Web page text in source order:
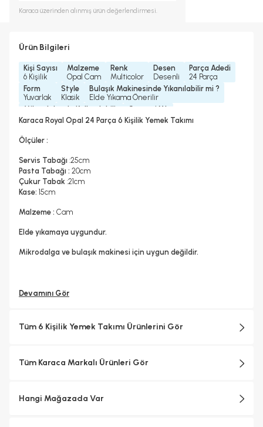
Karaca üzerinden alınmış ürün değerlendirmesi.
Ürün Bilgileri
Kişi Sayısı
6 Kişilik
Malzeme
Opal Cam
Renk
Multicolor
Desen
Desenli
Parça Adedi
24 Parça
Form
Yuvarlak
Style
Klasik
Bulaşık Makinesinde Yıkanılabilir mi ?
Elde Yıkama Önerilir
Mikrodalgada Kullanılabilir
Hayır
Garanti Yılı
2 Yıl
Karaca Royal Opal 24 Parça 6 Kişilik Yemek Takımı
Ölçüler :
Servis Tabağı :25cm
Pasta Tabağı : 20cm
Çukur Tabak :21cm
Kase: 15cm
Malzeme : Cam
Elde yıkamaya uygundur.
Mikrodalga ve bulaşık makinesi için uygun değildir.
Devamını Gör
Tüm 6 Kişilik Yemek Takımı Ürünlerini Gör
Tüm Karaca Markalı Ürünleri Gör
Hangi Mağazada Var